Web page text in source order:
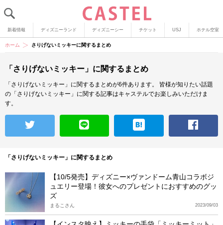
新着情報 ディズニーランド ディズニーシー チケット USJ ホテル空室
ホーム さりげないミッキーに関するまとめ
「さりげないミッキー」に関するまとめ
「さりげないミッキー」に関するまとめが6件あります。
皆様が知りたい話題
の「さりげないミッキー」に関する記事はキャステルでお楽しみいただけま
す。
「さりげないミッキー」に関するまとめ
【10/5発売】ディズニー×ヴァンドーム青山コラボジ
ュエリー登場！彼女へのプレゼントにおすすめのグッ
ズ
2023/09/03
まるこさん